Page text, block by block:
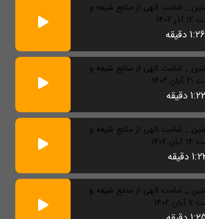
_ امامت الهی از منابع شیعه و
_ امامت الهی از منابع شیعه و
_ امامت الهی از منابع شیعه و
_ امامت الهی از منابع شیعه و